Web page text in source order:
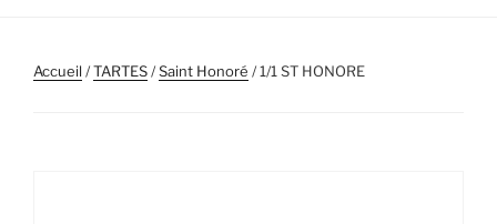
Accueil/TARTES/Saint Honoré / 1/1 ST HONORE